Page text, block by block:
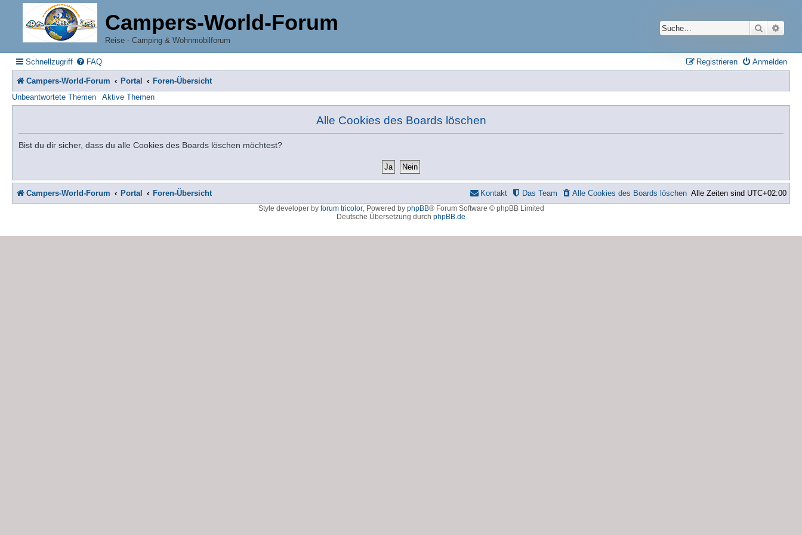
Campers-World-Forum
Reise - Camping & Wohnmobilforum
Suche
Schnellzugriff FAQ Anmelden
Registrieren
Campers-World-Forum Portal
Foren-Übersicht
Unbeantwortete Themen
Aktive Themen
Alle Cookies des Boards löschen
Bist du dir sicher, dass du alle Cookies des Boards löschen möchtest?
Campers-World-Forum Portal Foren-Übersicht Alle Zeiten sind UTC+02:00
Alle Cookies des Boards löschen
Das Team
Kontakt
Style developer by forum tricolor, Powered by phpBB® Forum Software © phpBB Limited
Deutsche Übersetzung durch phpBB.de